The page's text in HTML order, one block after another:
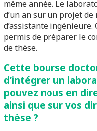
même année. Le
d’un an sur un projet
d’assistante ingénieure.
permis de préparer le
de thèse.
Cette bourse
d’intégrer un
pouvez nous en
ainsi que sur vos
thèse ?